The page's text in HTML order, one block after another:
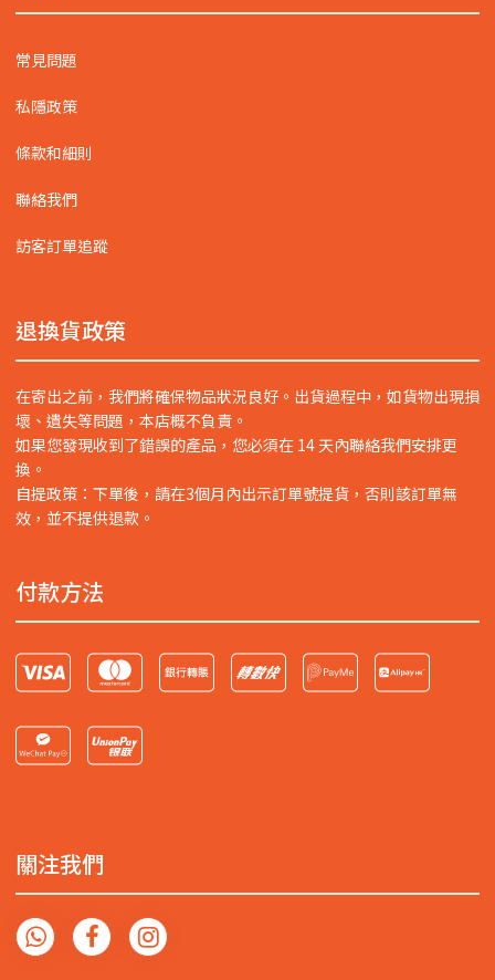
常見問題
私隱政策
條款和細則
聯絡我們
訪客訂單追蹤
退換貨政策
在寄出之前，我們將確保物品狀況良好。出貨過程中，如貨物出現損
壞、遺失等問題，本店概不負責。
如果您發現收到了錯誤的產品，您必須在 14 天內聯絡我們安排更
換。
自提政策：下單後，請在3個月內出示訂單號提貨，否則該訂單無
效，並不提供退款。
付款方法
關注我們